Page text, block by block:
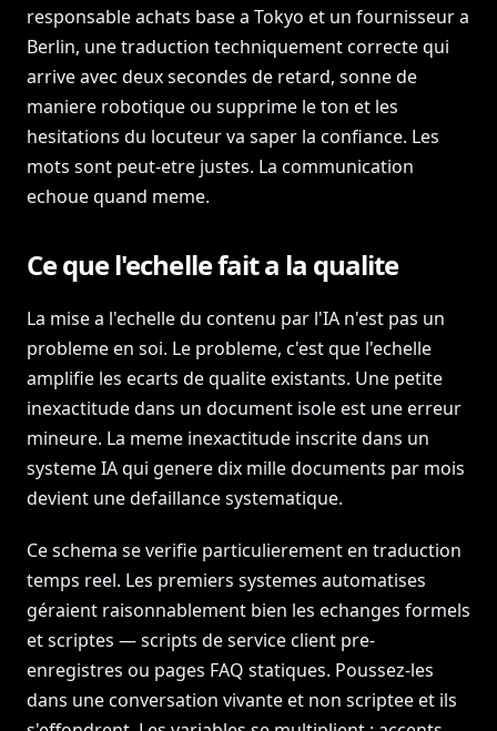
responsable achats base a Tokyo et un fournisseur a
Berlin, une traduction techniquement correcte qui
arrive avec deux secondes de retard, sonne de
maniere robotique ou supprime le ton et les
hesitations du locuteur va saper la confiance. Les
mots sont peut-etre justes. La communication
echoue quand meme.
Ce que l'echelle fait a la qualite
La mise a l'echelle du contenu par l'IA n'est pas un
probleme en soi. Le probleme, c'est que l'echelle
amplifie les ecarts de qualite existants. Une petite
inexactitude dans un document isole est une erreur
mineure. La meme inexactitude inscrite dans un
systeme IA qui genere dix mille documents par mois
devient une defaillance systematique.
Ce schema se verifie particulierement en traduction
temps reel. Les premiers systemes automatises
géraient raisonnablement bien les echanges formels
et scriptes — scripts de service client pre-
enregistres ou pages FAQ statiques. Poussez-les
dans une conversation vivante et non scriptee et ils